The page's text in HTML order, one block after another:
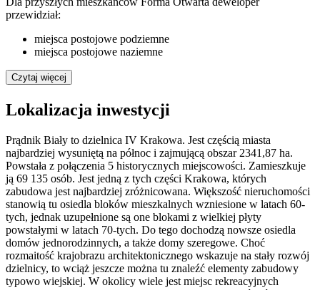
przewidział:
miejsca postojowe podziemne
miejsca postojowe naziemne
Czytaj więcej
Lokalizacja inwestycji
Prądnik Biały to dzielnica IV Krakowa. Jest częścią miasta
najbardziej wysuniętą na północ i zajmującą obszar 2341,87 ha.
Powstała z połączenia 5 historycznych miejscowości. Zamieszkuje
ją 69 135 osób. Jest jedną z tych części Krakowa, których
zabudowa jest najbardziej zróżnicowana. Większość nieruchomości
stanowią tu osiedla bloków mieszkalnych wzniesione w latach 60-
tych, jednak uzupełnione są one blokami z wielkiej płyty
powstałymi w latach 70-tych. Do tego dochodzą nowsze osiedla
domów jednorodzinnych, a także domy szeregowe. Choć
rozmaitość krajobrazu architektonicznego wskazuje na stały rozwój
dzielnicy, to wciąż jeszcze można tu znaleźć elementy zabudowy
typowo wiejskiej. W okolicy wiele jest miejsc rekreacyjnych